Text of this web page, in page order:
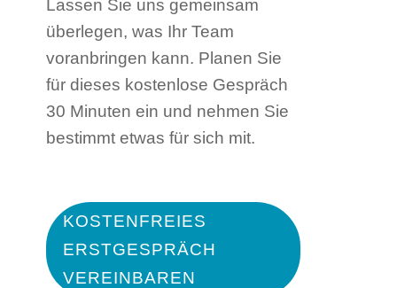
Lassen Sie uns gemeinsam
überlegen, was Ihr Team
voranbringen kann. Planen Sie
für dieses kostenlose Gespräch
30 Minuten ein und nehmen Sie
bestimmt etwas für sich mit.
KOSTENFREIES
ERSTGESPRÄCH
VEREINBAREN